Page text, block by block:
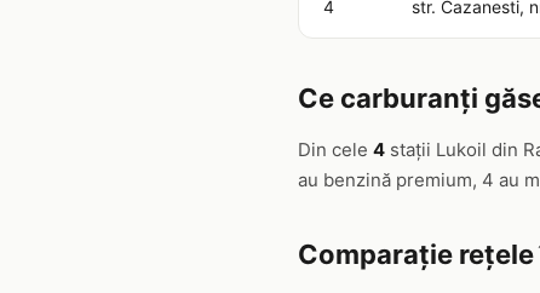
4 str. Cazanesti,
Ce carburanți
Din cele 4 stații Lukoil din
au benzină premium, 4 au
Comparație rețele